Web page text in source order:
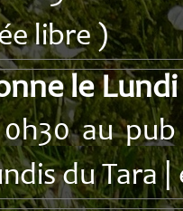
libre )
le
au
du Tara